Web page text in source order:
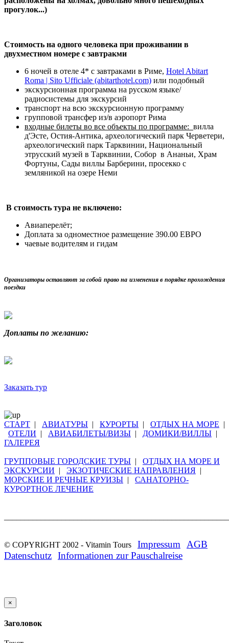
прогулок...)
Стоимость на одного человека при проживании в
двухместном номере с завтракми
6 ночей в отеле 4* с завтраками в Риме, Hotel Abitart
Roma | Sito Ufficiale (abitarthotel.com) или подобный
экскурсионная программа на русском языке/
радиосистемы для экскурсий
транспорт на всю экскурсионную программу
групповой трансфер из/в аэропорт Рима
входные билеты во все объекты по программе: вилла
д'Эсте, Остия-Антика, археологический парк Черветери,
археологический парк Тарквинии, Национальный
этрусский музей в Тарквинии, Собор в Ананьи, Храм
Фортуны, Сады виллы Барберини, просекко с
земляникой на озере Неми
В стоимость тура не включено:
Авиаперелёт;
Доплата за одноместное размещение 390.00 ЕВРО
чаевые водителям и гидам
Организаторы оставляют за собой право на изменения в порядке прохождения
поездки
Доплаты по желанию:
Заказать тур
СТАРТ | АВИАТУРЫ | КУРОРТЫ | ОТДЫХ НА МОРЕ |
ОТЕЛИ | АВИАБИЛЕТЫ/ВИЗЫ | ДОМИКИ/ВИЛЛЫ |
ГАЛЕРЕЯ
ГРУППОВЫЕ ГОРОДСКИЕ ТУРЫ | ОТДЫХ НА МОРЕ И
ЭКСКУРСИИ | ЭКЗОТИЧЕСКИЕ НАПРАВЛЕНИЯ |
МОРСКИЕ И РЕЧНЫЕ КРУИЗЫ | САНАТОРНО-
КУРОРТНОЕ ЛЕЧЕНИЕ
© COPYRIGHT 2002 - Vitamin Tours Impressum
AGB
Datenschutz Informationen zur Pauschalreise
×
Заголовок